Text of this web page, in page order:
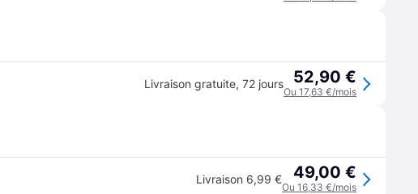
Livraison gratuite, 72 jours 52,90 €
Ou 17,63 €/mois
Livraison 6,99 € 49,00 €
Ou 16,33 €/mois